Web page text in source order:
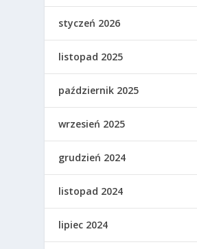
styczeń 2026
listopad 2025
październik 2025
wrzesień 2025
grudzień 2024
listopad 2024
lipiec 2024